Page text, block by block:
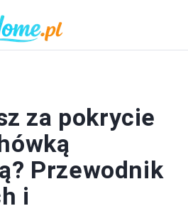
za pokrycie
Przewodnik
i